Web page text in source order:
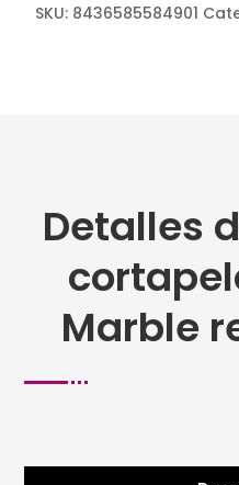
SKU: 8436585584901
Detalles
Marble